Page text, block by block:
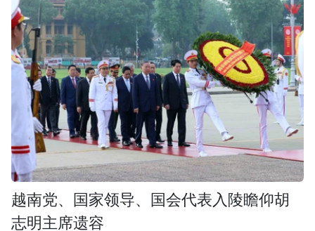
越南党、国家领导、国会代表入陵瞻仰胡
志明主席遗容